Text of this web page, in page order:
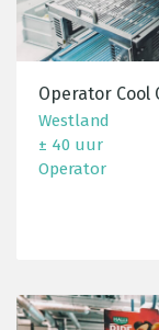
Operator Cool
Westland
± 40 uur
Operator